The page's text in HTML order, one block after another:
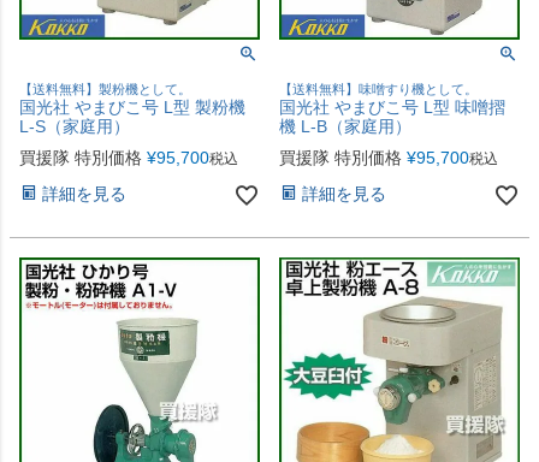
【送料無料】製粉機として。
国光社 やまびこ号 L型 製粉機
L-S（家庭用）
買援隊 特別価格 ¥95,700税込
詳細を見る
【送料無料】味噌すり機として。
国光社 やまびこ号 L型 味噌摺
機 L-B（家庭用）
買援隊 特別価格 ¥95,700税込
詳細を見る